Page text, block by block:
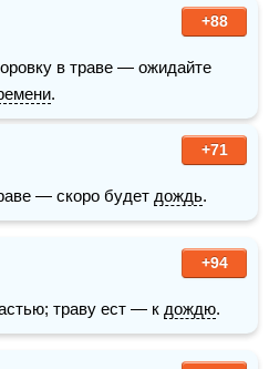
+88
.
+71
— скоро будет дождь.
+94
траву ест — к дождю.